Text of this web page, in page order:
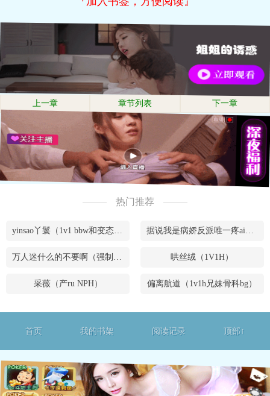
上一章 章节列表 下一章
热门推荐
yinsao丫鬟（1v1 bbw和变态腹黑男） 据说我是病娇反派唯一疼ai的妹妹（兄妹骨）
万人迷什么的不要啊（强制NPH） 哄丝绒（1V1H）
采薇（产ru NPH） 偏离航道（1v1h兄妹骨科bg）
首页 我的书架 阅读记录 顶部↑